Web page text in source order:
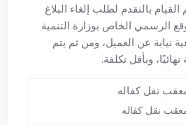
بالتقدم لطلب إلغاء البلاغ
الرسمي الخاص بوزارة التنمية
نيابة عن العميل، ومن ثم يتم
وبأقل تكلفة.
نقل كفاله